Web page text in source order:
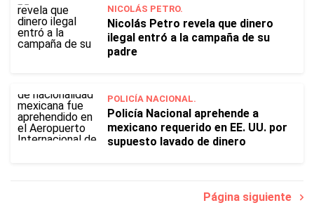
NICOLÁS PETRO.
Nicolás Petro revela que dinero
ilegal entró a la campaña de su
padre
POLICÍA NACIONAL.
Policía Nacional aprehende a
mexicano requerido en EE. UU. por
supuesto lavado de dinero
Página siguiente